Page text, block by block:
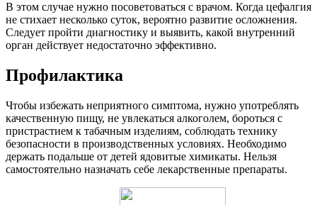
В этом случае нужно посоветоваться с врачом. Когда цефалгия
не стихает несколько суток, вероятно развитие осложнения.
Следует пройти диагностику и выявить, какой внутренний
орган действует недостаточно эффективно.
Профилактика
Чтобы избежать неприятного симптома, нужно употреблять
качественную пищу, не увлекаться алкоголем, бороться с
пристрастием к табачным изделиям, соблюдать технику
безопасности в производственных условиях. Необходимо
держать подальше от детей ядовитые химикаты. Нельзя
самостоятельно назначать себе лекарственные препараты.